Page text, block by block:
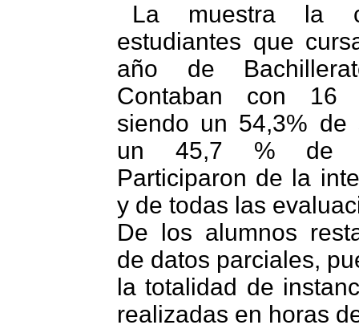
La muestra la
estudiantes que
año de
Contaban con 16
siendo un 54,3% de
un 45,7 % de
Participaron de la
y de todas las
De los alumnos
de datos parciales,
la totalidad de
realizadas en horas